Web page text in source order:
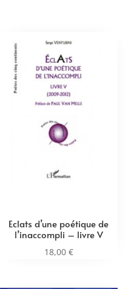
Eclats d’une poétique de
l’inaccompli – livre V
18,00 €